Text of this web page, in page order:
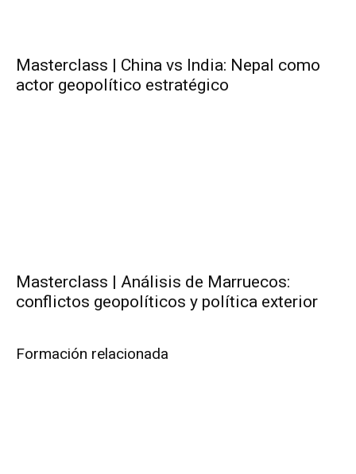
Masterclass | China vs India: Nepal como
actor geopolítico estratégico
Masterclass | Análisis de Marruecos:
conflictos geopolíticos y política exterior
Formación relacionada